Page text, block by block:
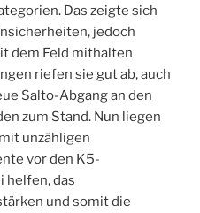
Das zeigte sich
jedoch
dem Feld mithalten
riefen sie gut ab, auch
Salto-Abgang an den
zum Stand. Nun liegen
unzähligen
vor den K5-
helfen, das
und somit die